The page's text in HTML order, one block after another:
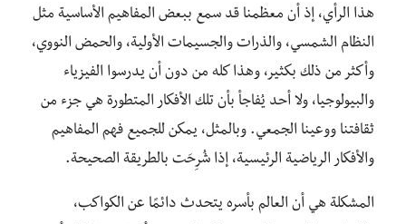
هذا الرأي، إذ أن معظمنا قد سمع ببعض المفاهيم الأساسية مثل
النظام الشمسي، والذرات والجسيمات الأولية، والحمض النووي،
وأكثر من ذلك بكثير، وهذا كله من دون أن يدرسوا الفيزياء
والبيولوجيا، ولا أحد يُفاجأ بأن تلك الأفكار المتطورة هي جزء من
ثقافتنا ووعينا الجمعي. وبالمثل، يمكن للجميع فهم المفاهيم
والأفكار الرياضية الرئيسية، إذا شُرِحَت بالطريقة الصحيحة.
المشكلة هي أن العالم بأسره يتحدث دائمًا عن الكواكب،